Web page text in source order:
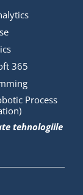
365
Process
tehnologiile